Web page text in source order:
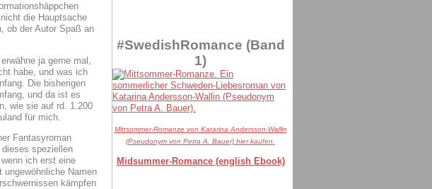
die Hauptsache
ob der Autor Spaß an
ja gerne mal,
habe, und was ich
Die bisherigen
und da ist es
wie sie auf rd. 1.200
für mich.
Fantasyroman
dieses speziellen
ich erst eine
Namen
kämpfen
#SwedishRomance (Band
1)
Mittsommer-Romanze von Katarina Andersson-Wallin
(Pseudonym von Petra A. Bauer) hier kaufen.
Midsummer-Romance (english Ebook)